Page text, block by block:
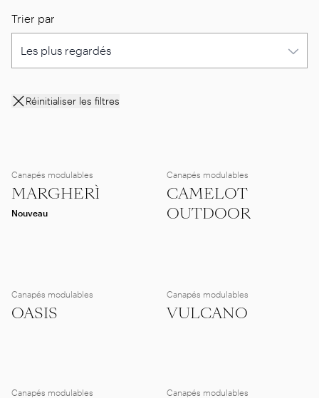
Trier par
Réinitialiser les filtres
Canapés modulables
MARGHERÌ
Nouveau
Canapés modulables
CAMELOT
OUTDOOR
Canapés modulables
OASIS
Canapés modulables
VULCANO
Canapés modulables Canapés modulables